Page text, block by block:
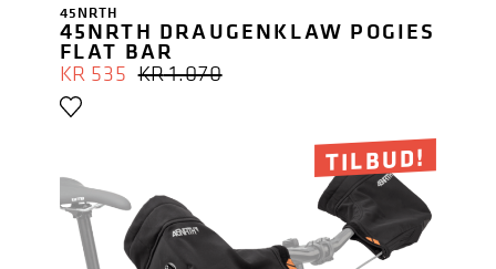
TILBUD!
45NRTH
45NRTH DRAUGENKLAW POGIES
FLAT BAR
KR1.070OPPRINNELIG
KR535
NÅVÆRENDE